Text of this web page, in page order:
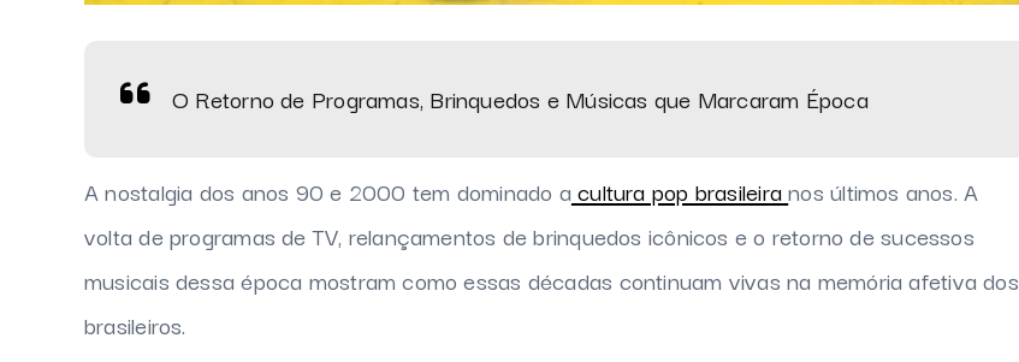
O Retorno de Programas, Brinquedos e Músicas que Marcaram Época
A nostalgia dos anos 90 e 2000 tem dominado a cultura pop brasileiranos últimos anos. A
volta de programas de TV, relançamentos de brinquedos icônicos e o retorno de sucessos
musicais dessa época mostram como essas décadas continuam vivas na memória afetiva dos
brasileiros.